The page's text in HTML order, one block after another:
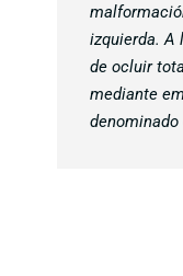
izquierda. A
de ocluir
mediante